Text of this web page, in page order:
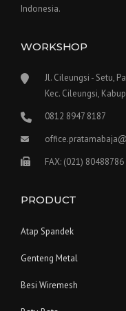
Indonesia.
WORKSHOP
Jl. Cileungsi - Setu,
Kec. Cileungsi,
0812 8947 8187
FAX: (021) 80488786
PRODUCT
Atap Spandek
Genteng Metal
Besi Wiremesh